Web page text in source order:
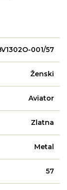
001/57
Ženski
Aviator
Zlatna
Metal
57